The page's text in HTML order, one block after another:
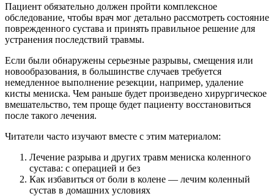
Пациент обязательно должен пройти комплексное
обследование, чтобы врач мог детально рассмотреть состояние
поврежденного сустава и принять правильное решение для
устранения последствий травмы.
Если были обнаружены серьезные разрывы, смещения или
новообразования, в большинстве случаев требуется
немедленное выполнение резекции, например, удаление
кисты мениска. Чем раньше будет произведено хирургическое
вмешательство, тем проще будет пациенту восстановиться
после такого лечения.
Читатели часто изучают вместе с этим материалом:
Лечение разрыва и других травм мениска коленного
сустава: с операцией и без
Как избавиться от боли в колене — лечим коленный
сустав в домашних условиях